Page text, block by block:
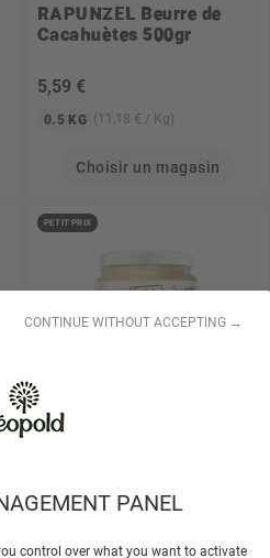
PANEL
control over what you want to activate
CONTINUE WITHOUT ACCEPTING →
RAPUNZEL Beurre de
Cacahuètes 500gr
5,59 €
0.5 KG (11,18 € / Kg)
Choisir un magasin
PETIT PRIX
ELIBIO